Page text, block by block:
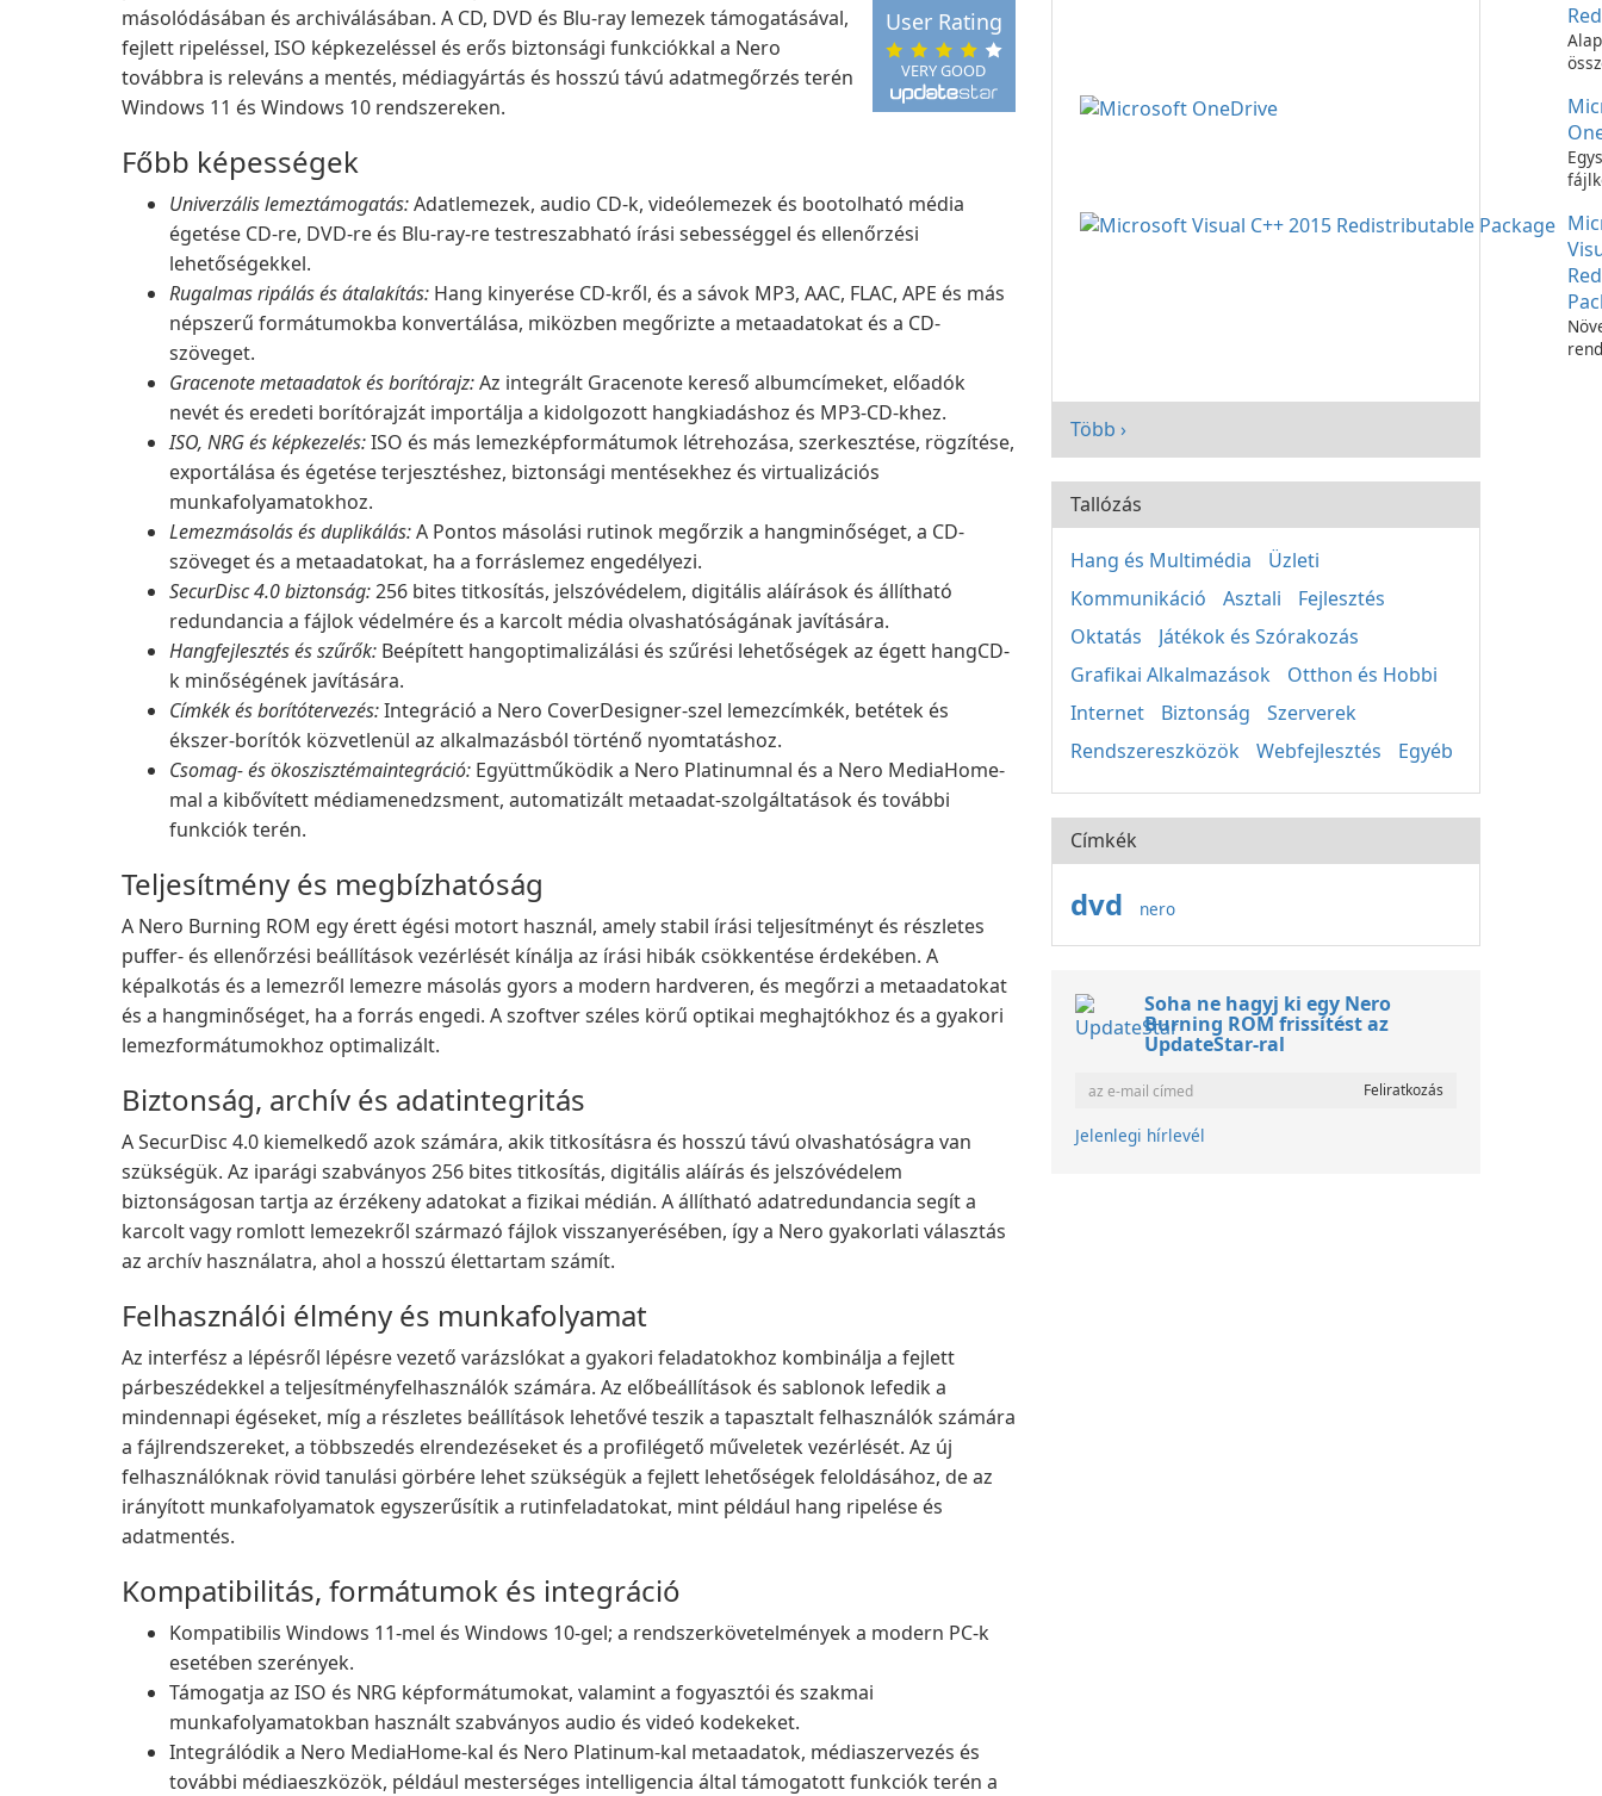
VERY GOOD
User Rating
másolódásában és archiválásában. A CD, DVD és Blu-ray lemezek támogatásával,
fejlett ripeléssel, ISO képkezeléssel és erős biztonsági funkciókkal a Nero
továbbra is releváns a mentés, médiagyártás és hosszú távú adatmegőrzés terén
Windows 11 és Windows 10 rendszereken.
Főbb képességek
Univerzális lemeztámogatás:Adatlemezek, audio CD-k, videólemezek és bootolható média
égetése CD-re, DVD-re és Blu-ray-re testreszabható írási sebességgel és ellenőrzési
lehetőségekkel.
Rugalmas ripálás és átalakítás: Hang kinyerése CD-kről, és a sávok MP3, AAC, FLAC, APE és más
népszerű formátumokba konvertálása, miközben megőrizte a metaadatokat és a CD-
szöveget.
Gracenote metaadatok és borítórajz:Az integrált Gracenote kereső albumcímeket, előadók
nevét és eredeti borítórajzát importálja a kidolgozott hangkiadáshoz és MP3-CD-khez.
ISO, NRG és képkezelés:ISO és más lemezképformátumok létrehozása, szerkesztése, rögzítése,
exportálása és égetése terjesztéshez, biztonsági mentésekhez és virtualizációs
munkafolyamatokhoz.
Lemezmásolás és duplikálás:A Pontos másolási rutinok megőrzik a hangminőséget, a CD-
szöveget és a metaadatokat, ha a forráslemez engedélyezi.
SecurDisc 4.0 biztonság:256 bites titkosítás, jelszóvédelem, digitális aláírások és állítható
redundancia a fájlok védelmére és a karcolt média olvashatóságának javítására.
Hangfejlesztés és szűrők: Beépített hangoptimalizálási és szűrési lehetőségek az égett hangCD-
k minőségének javítására.
Címkék és borítótervezés:Integráció a Nero CoverDesigner-szel lemezcímkék, betétek és
ékszer-borítók közvetlenül az alkalmazásból történő nyomtatáshoz.
Csomag- és ökoszisztémaintegráció: Együttműködik a Nero Platinumnal és a Nero MediaHome-
mal a kibővített médiamenedzsment, automatizált metaadat-szolgáltatások és további
funkciók terén.
Teljesítmény és megbízhatóság
A Nero Burning ROM egy érett égési motort használ, amely stabil írási teljesítményt és részletes
puffer- és ellenőrzési beállítások vezérlését kínálja az írási hibák csökkentése érdekében. A
képalkotás és a lemezről lemezre másolás gyors a modern hardveren, és megőrzi a metaadatokat
és a hangminőséget, ha a forrás engedi. A szoftver széles körű optikai meghajtókhoz és a gyakori
lemezformátumokhoz optimalizált.
Biztonság, archív és adatintegritás
A SecurDisc 4.0 kiemelkedő azok számára, akik titkosításra és hosszú távú olvashatóságra van
szükségük. Az iparági szabványos 256 bites titkosítás, digitális aláírás és jelszóvédelem
biztonságosan tartja az érzékeny adatokat a fizikai médián. A állítható adatredundancia segít a
karcolt vagy romlott lemezekről származó fájlok visszanyerésében, így a Nero gyakorlati választás
az archív használatra, ahol a hosszú élettartam számít.
Felhasználói élmény és munkafolyamat
Az interfész a lépésről lépésre vezető varázslókat a gyakori feladatokhoz kombinálja a fejlett
párbeszédekkel a teljesítményfelhasználók számára. Az előbeállítások és sablonok lefedik a
mindennapi égéseket, míg a részletes beállítások lehetővé teszik a tapasztalt felhasználók számára
a fájlrendszereket, a többszedés elrendezéseket és a profilégető műveletek vezérlését. Az új
felhasználóknak rövid tanulási görbére lehet szükségük a fejlett lehetőségek feloldásához, de az
irányított munkafolyamatok egyszerűsítik a rutinfeladatokat, mint például hang ripelése és
adatmentés.
Kompatibilitás, formátumok és integráció
Kompatibilis Windows 11-mel és Windows 10-gel; a rendszerkövetelmények a modern PC-k
esetében szerények.
Támogatja az ISO és NRG képformátumokat, valamint a fogyasztói és szakmai
munkafolyamatokban használt szabványos audio és videó kodekeket.
Integrálódik a Nero MediaHome-kal és Nero Platinum-kal metaadatok, médiaszervezés és
további médiaeszközök, például mesterséges intelligencia által támogatott funkciók terén a
Több ›
Tallózás
Hang és Multimédia
Üzleti
Kommunikáció
Asztali
Fejlesztés
Oktatás
Játékok és Szórakozás
Grafikai Alkalmazások
Otthon és Hobbi
Internet
Biztonság
Szerverek
Rendszereszközök
Webfejlesztés Egyéb
Címkék
dvd nero
Soha ne hagyj ki egy Nero
Burning ROM frissítést az
UpdateStar-ral
Jelenlegi hírlevél